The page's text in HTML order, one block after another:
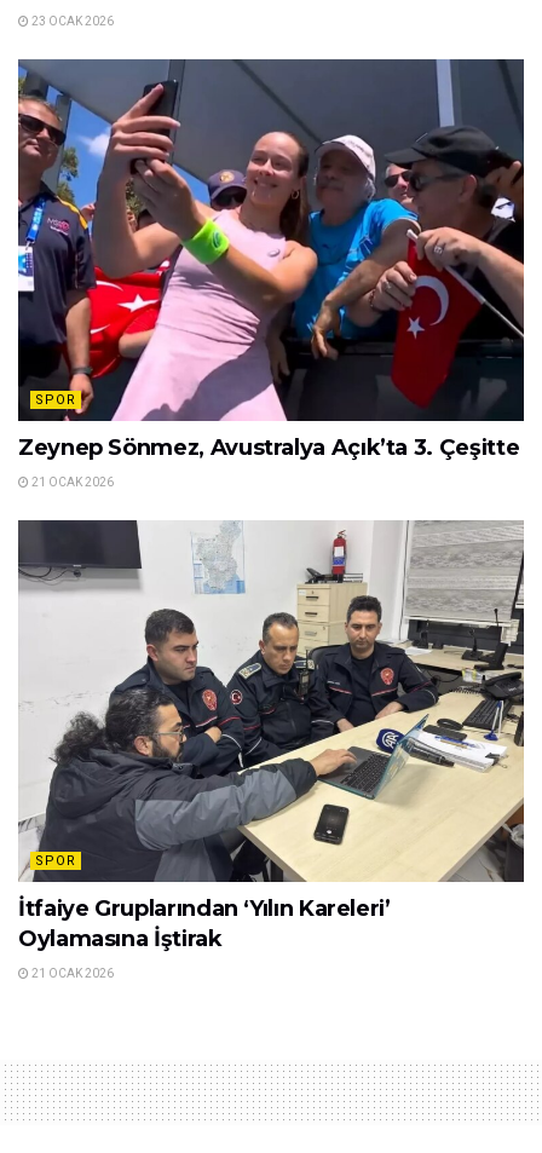
23 OCAK 2026
SPOR
Zeynep Sönmez, Avustralya Açık’ta 3. Çeşitte
21 OCAK 2026
SPOR
İtfaiye Gruplarından ‘Yılın Kareleri’
Oylamasına İştirak
21 OCAK 2026